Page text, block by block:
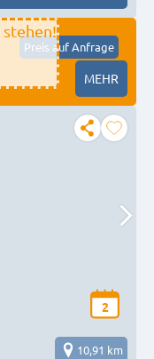
stehen!
Preis auf Anfrage
MEHR
2
10,91 km